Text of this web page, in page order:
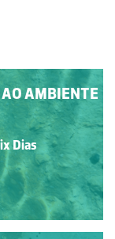
AMBIENTE
Dias